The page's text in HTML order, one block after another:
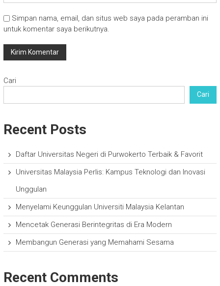
Simpan nama, email, dan situs web saya pada peramban ini
untuk komentar saya berikutnya.
Cari
Cari
Recent Posts
Daftar Universitas Negeri di Purwokerto Terbaik & Favorit
Universitas Malaysia Perlis: Kampus Teknologi dan Inovasi
Unggulan
Menyelami Keunggulan Universiti Malaysia Kelantan
Mencetak Generasi Berintegritas di Era Modern
Membangun Generasi yang Memahami Sesama
Recent Comments